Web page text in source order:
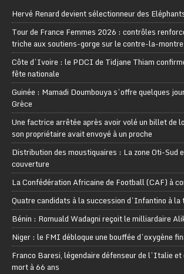
Hervé Renard devient sélectionneur des
Tour de France Femmes 2026 : contrôles
triche aux soutiens-gorge sur le contre-la-montre
Côte d’Ivoire : le PDCI de Tidjane Thiam
fête nationale
Guinée : Mamadi Doumbouya s’offre quelques
Grèce
Une factrice arrêtée après avoir volé un billet de
son propriétaire avait envoyé à un proche
Distribution des moustiquaires : La zone Oti-Sud
couverture
La Confédération Africaine de Football (CAF) à
Quatre candidats à la succession d’Infantino à
Bénin : Romuald Wadagni reçoit le milliardaire
Niger : le FMI débloque une bouffée d’oxygène
Franco Baresi, légendaire défenseur de l’Italie et
mort à 66 ans